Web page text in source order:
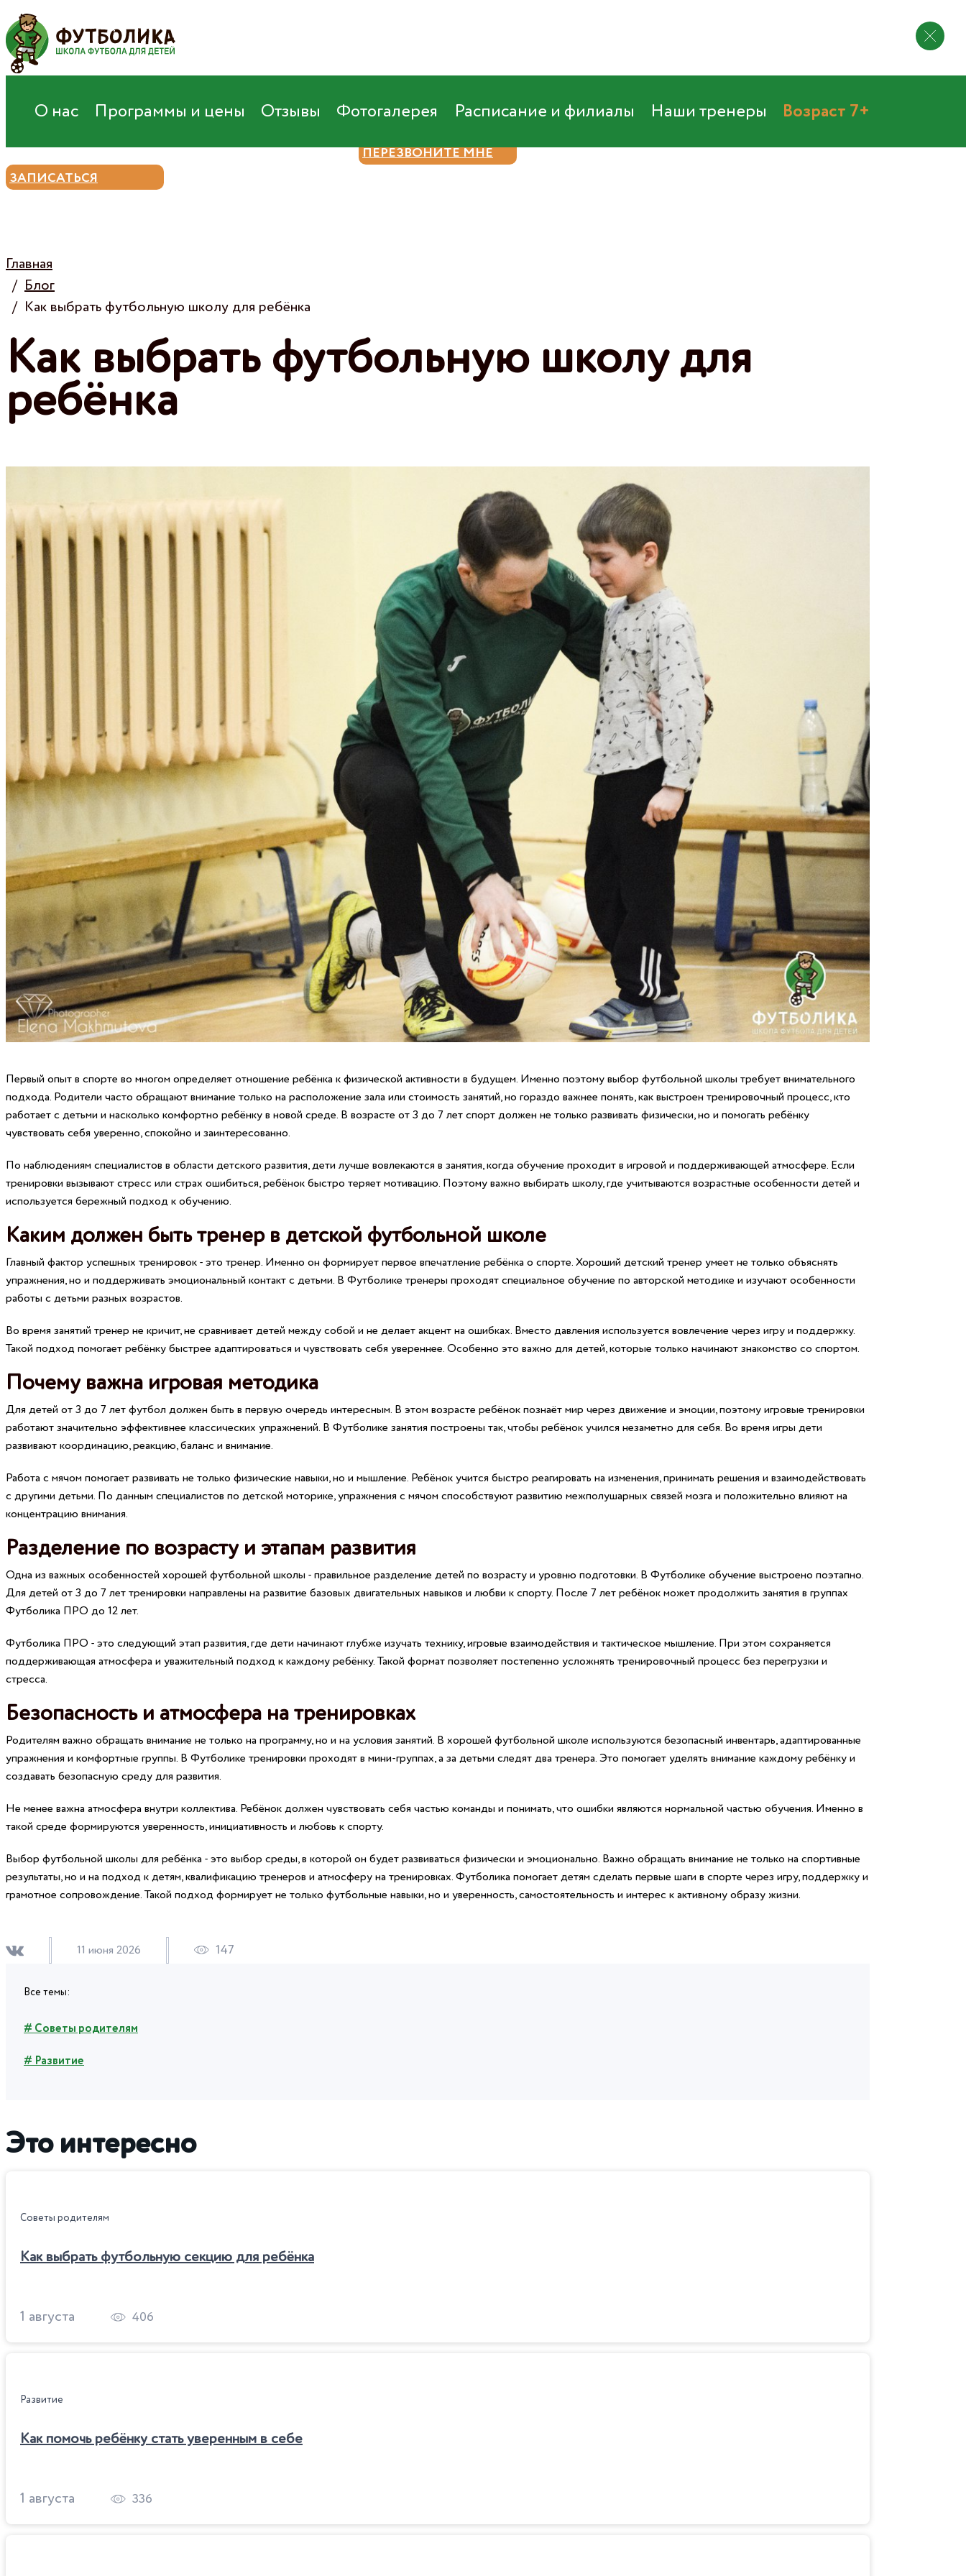
ПЕРЕЗВОНИТЕ МНЕ
ЗАПИСАТЬСЯ
О нас Программы и цены Отзывы Фотогалерея Расписание и филиалы Наши тренеры Возраст 7+
Главная
Блог
Как выбрать футбольную школу для ребёнка
Как выбрать футбольную школу для
ребёнка
Первый опыт в спорте во многом определяет отношение ребёнка к физической активности в будущем. Именно поэтому выбор футбольной школы требует внимательного
подхода. Родители часто обращают внимание только на расположение зала или стоимость занятий, но гораздо важнее понять, как выстроен тренировочный процесс, кто
работает с детьми и насколько комфортно ребёнку в новой среде. В возрасте от 3 до 7 лет спорт должен не только развивать физически, но и помогать ребёнку
чувствовать себя уверенно, спокойно и заинтересованно.
По наблюдениям специалистов в области детского развития, дети лучше вовлекаются в занятия, когда обучение проходит в игровой и поддерживающей атмосфере. Если
тренировки вызывают стресс или страх ошибиться, ребёнок быстро теряет мотивацию. Поэтому важно выбирать школу, где учитываются возрастные особенности детей и
используется бережный подход к обучению.
Каким должен быть тренер в детской футбольной школе
Главный фактор успешных тренировок - это тренер. Именно он формирует первое впечатление ребёнка о спорте. Хороший детский тренер умеет не только объяснять
упражнения, но и поддерживать эмоциональный контакт с детьми. В Футболике тренеры проходят специальное обучение по авторской методике и изучают особенности
работы с детьми разных возрастов.
Во время занятий тренер не кричит, не сравнивает детей между собой и не делает акцент на ошибках. Вместо давления используется вовлечение через игру и поддержку.
Такой подход помогает ребёнку быстрее адаптироваться и чувствовать себя увереннее. Особенно это важно для детей, которые только начинают знакомство со спортом.
Почему важна игровая методика
Для детей от 3 до 7 лет футбол должен быть в первую очередь интересным. В этом возрасте ребёнок познаёт мир через движение и эмоции, поэтому игровые тренировки
работают значительно эффективнее классических упражнений. В Футболике занятия построены так, чтобы ребёнок учился незаметно для себя. Во время игры дети
развивают координацию, реакцию, баланс и внимание.
Работа с мячом помогает развивать не только физические навыки, но и мышление. Ребёнок учится быстро реагировать на изменения, принимать решения и взаимодействовать
с другими детьми. По данным специалистов по детской моторике, упражнения с мячом способствуют развитию межполушарных связей мозга и положительно влияют на
концентрацию внимания.
Разделение по возрасту и этапам развития
Одна из важных особенностей хорошей футбольной школы - правильное разделение детей по возрасту и уровню подготовки. В Футболике обучение выстроено поэтапно.
Для детей от 3 до 7 лет тренировки направлены на развитие базовых двигательных навыков и любви к спорту. После 7 лет ребёнок может продолжить занятия в группах
Футболика ПРО до 12 лет.
Футболика ПРО - это следующий этап развития, где дети начинают глубже изучать технику, игровые взаимодействия и тактическое мышление. При этом сохраняется
поддерживающая атмосфера и уважительный подход к каждому ребёнку. Такой формат позволяет постепенно усложнять тренировочный процесс без перегрузки и
стресса.
Безопасность и атмосфера на тренировках
Родителям важно обращать внимание не только на программу, но и на условия занятий. В хорошей футбольной школе используются безопасный инвентарь, адаптированные
упражнения и комфортные группы. В Футболике тренировки проходят в мини-группах, а за детьми следят два тренера. Это помогает уделять внимание каждому ребёнку и
создавать безопасную среду для развития.
Не менее важна атмосфера внутри коллектива. Ребёнок должен чувствовать себя частью команды и понимать, что ошибки являются нормальной частью обучения. Именно в
такой среде формируются уверенность, инициативность и любовь к спорту.
Выбор футбольной школы для ребёнка - это выбор среды, в которой он будет развиваться физически и эмоционально. Важно обращать внимание не только на спортивные
результаты, но и на подход к детям, квалификацию тренеров и атмосферу на тренировках. Футболика помогает детям сделать первые шаги в спорте через игру, поддержку и
грамотное сопровождение. Такой подход формирует не только футбольные навыки, но и уверенность, самостоятельность и интерес к активному образу жизни.
11 июня 2026 147
Все темы:
# Советы родителям
# Развитие
Это интересно
Советы родителям
Как выбрать футбольную секцию для ребёнка
1 августа 406
Развитие
Как помочь ребёнку стать уверенным в себе
1 августа 336